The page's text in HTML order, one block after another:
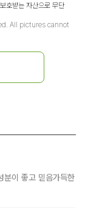
호받는 자산으로 무단
All pictures cannot
분이 좋고 믿음가득한